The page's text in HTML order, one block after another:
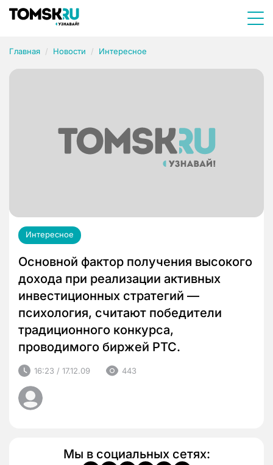
Главная Новости Интересное
Интересное
Основной фактор получения высокого
дохода при реализации активных
инвестиционных стратегий —
психология, считают победители
традиционного конкурса,
проводимого биржей РТС.
16:23 / 17.12.09 443
Мы в социальных сетях: